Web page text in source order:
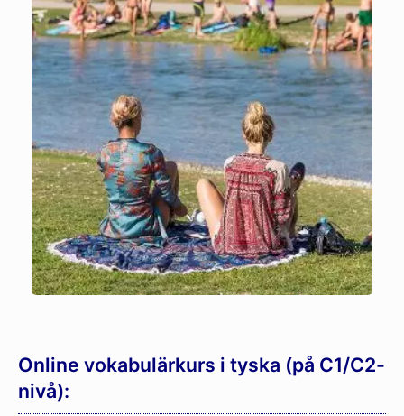
Online vokabulärkurs i tyska (på C1/C2-
nivå):